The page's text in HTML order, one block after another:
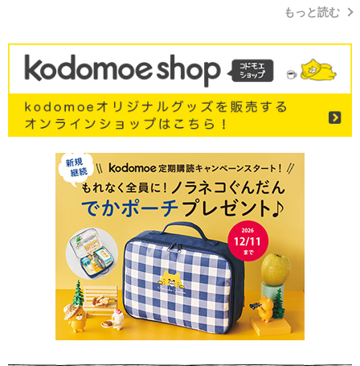
もっと読む